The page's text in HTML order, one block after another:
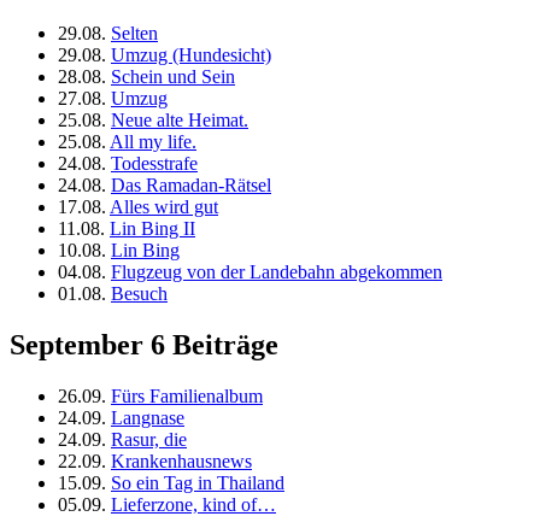
29.08. Selten
29.08. Umzug (Hundesicht)
28.08. Schein und Sein
27.08. Umzug
25.08. Neue alte Heimat.
25.08. All my life.
24.08. Todesstrafe
24.08. Das Ramadan-Rätsel
17.08. Alles wird gut
11.08. Lin Bing II
10.08. Lin Bing
04.08. Flugzeug von der Landebahn abgekommen
01.08. Besuch
September 6 Beiträge
26.09. Fürs Familienalbum
24.09. Langnase
24.09. Rasur, die
22.09. Krankenhausnews
15.09. So ein Tag in Thailand
05.09. Lieferzone, kind of…